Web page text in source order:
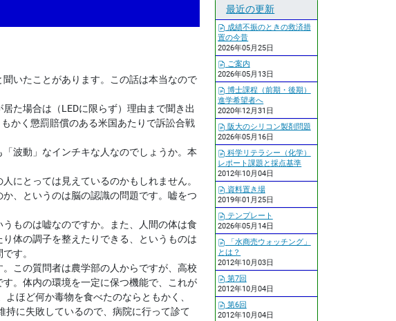
いたことがあります。この話は本当なので
た場合は（LEDに限らず）理由まで聞き出
かく懲罰賠償のある米国あたりで訴訟合戦
波動」なインチキな人なのでしょうか。本
にとっては見えているのかもしれません。
、というのは脳の認識の問題です。嘘をつ
ものは嘘なのですか。また、人間の体は食
体の調子を整えたりできる、というものは
す。
この質問者は農学部の人からですが、高校
。体内の環境を一定に保つ機能で、これが
ほど何か毒物を食べたのならともかく、
持に失敗しているので、病院に行って診て
最近の更新
成績不振のときの救済措
置の今昔
2026年05月25日
ご案内
2026年05月13日
博士課程（前期・後期）
進学希望者へ
2020年12月31日
阪大のシリコン製剤問題
2026年05月16日
科学リテラシー（化学）
レポート課題と採点基準
2012年10月04日
資料置き場
2019年01月25日
テンプレート
2026年05月14日
「水商売ウォッチング」
とは？
2012年10月03日
第7回
2012年10月04日
第6回
2012年10月04日